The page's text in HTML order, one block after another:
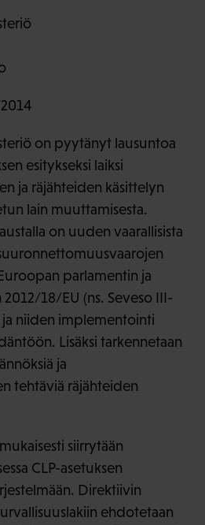
on pyytänyt lausuntoa
esitykseksi laiksi
ja räjähteiden käsittelyn
lain muuttamisesta.
on uuden vaarallisista
parlamentin ja
18/EU (ns. Seveso III-
niiden implementointi
Lisäksi tarkennetaan
ja
tehtäviä räjähteiden
siirrytään
CLP-asetuksen
Direktiivin
ehdotetaan